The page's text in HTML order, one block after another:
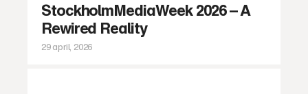
StockholmMediaWeek 2026 – A
Rewired Reality
29 april, 2026